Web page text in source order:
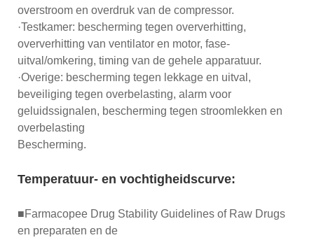
overstroom en overdruk van de compressor.
·Testkamer: bescherming tegen oververhitting,
oververhitting van ventilator en motor, fase-
uitval/omkering, timing van de gehele apparatuur.
·Overige: bescherming tegen lekkage en uitval,
beveiliging tegen overbelasting, alarm voor
geluidssignalen, bescherming tegen stroomlekken en
overbelasting
Bescherming.
Temperatuur- en vochtigheidscurve:
■Farmacopee Drug Stability Guidelines of Raw Drugs
en preparaten en de